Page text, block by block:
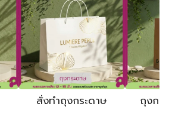
สั่งทำถุงกระดาษ ถุงกร